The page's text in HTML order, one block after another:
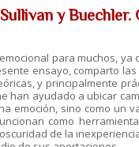
y Buechler.
para muchos, ya
ensayo, comparto
y principalmente
han ayudado a ubicar
emoción, sino como un
como
de la